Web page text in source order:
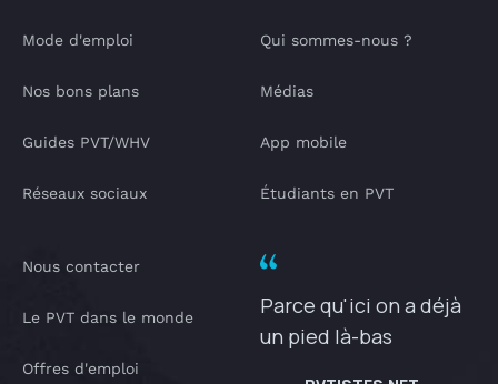
Mode d'emploi
Nos bons plans
Guides PVT/WHV
Réseaux sociaux
Qui sommes-nous ?
Médias
App mobile
Étudiants en PVT
Nous contacter
Le PVT dans le monde
Offres d'emploi
Parce qu'ici on a déjà
un pied là-bas